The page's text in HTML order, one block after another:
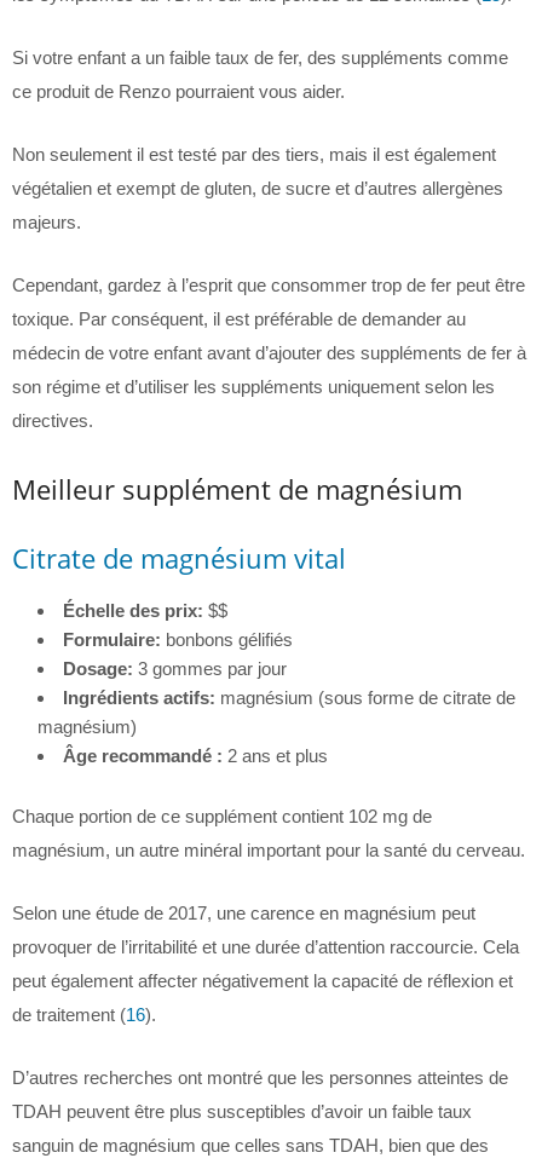
Si votre enfant a un faible taux de fer, des suppléments comme
ce produit de Renzo pourraient vous aider.
Non seulement il est testé par des tiers, mais il est également
végétalien et exempt de gluten, de sucre et d’autres allergènes
majeurs.
Cependant, gardez à l’esprit que consommer trop de fer peut être
toxique. Par conséquent, il est préférable de demander au
médecin de votre enfant avant d’ajouter des suppléments de fer à
son régime et d’utiliser les suppléments uniquement selon les
directives.
Meilleur supplément de magnésium
Citrate de magnésium vital
Échelle des prix: $$
Formulaire: bonbons gélifiés
Dosage: 3 gommes par jour
Ingrédients actifs: magnésium (sous forme de citrate de
magnésium)
Âge recommandé : 2 ans et plus
Chaque portion de ce supplément contient 102 mg de
magnésium, un autre minéral important pour la santé du cerveau.
Selon une étude de 2017, une carence en magnésium peut
provoquer de l’irritabilité et une durée d’attention raccourcie. Cela
peut également affecter négativement la capacité de réflexion et
de traitement (16).
D’autres recherches ont montré que les personnes atteintes de
TDAH peuvent être plus susceptibles d’avoir un faible taux
sanguin de magnésium que celles sans TDAH, bien que des